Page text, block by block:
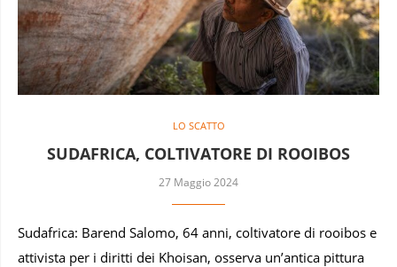
LO SCATTO
SUDAFRICA, COLTIVATORE DI ROOIBOS
27 Maggio 2024
Sudafrica: Barend Salomo, 64 anni, coltivatore di rooibos e
attivista per i diritti dei Khoisan, osserva un’antica pittura